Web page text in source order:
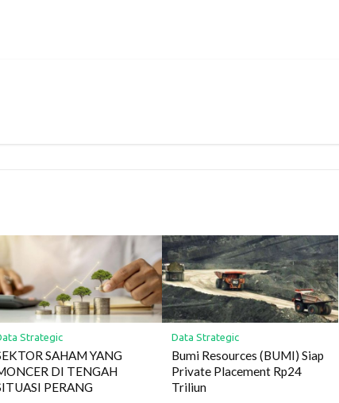
Strategic
SAHAM YANG
DI TENGAH
PERANG
Data Strategic
Bumi Resources (BUMI) Siap
Private Placement Rp24
Triliun